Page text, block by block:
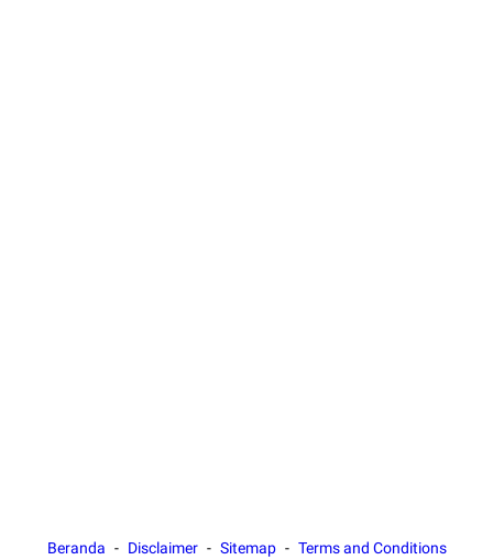
Beranda Disclaimer Sitemap Terms and Conditions